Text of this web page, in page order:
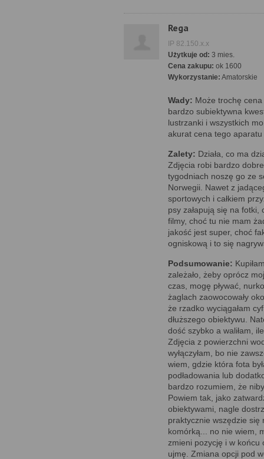
Rega
IP 82.150.x.x
Użytkuje od: 3 mies.
Cena zakupu: ok 1600
Wykorzystanie: Amatorskie
Wady: Może trochę
bardzo subiektywna
lustrzanki i wszystkich
akurat cena tego
Zalety: Działa, co ma
Zdjęcia robi bardzo
tygodniach noszę go ze
Norwegii. Nawet z
sportowych i całkiem
psy załapują się na
filmy, choć tu nie mam
jakość jest super, choć
ogniskową i to się
Podsumowanie:
zależało, żeby oprócz
czas, mogę pływać,
żaglach zaowocowały
że rzadko wyciągałam
dłuższego obiektywu.
dość szybko a waliłam,
Zdjęcia z powierzchni
wyłączyłam, bo nie
wiem, gdzie która fota
podładowania lub
bardzo rozumiem, że
Powiem tak, jako
obiektywami, nagle
praktycznie wszędzie
komórką... no nie wiem,
zmieni pozycję i w końcu
ujmę. Zmiana opcji pod